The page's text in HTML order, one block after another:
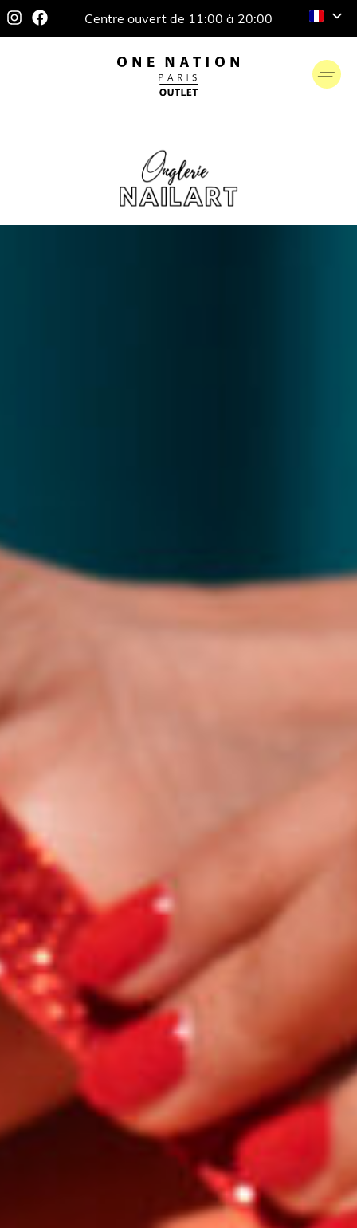
Centre ouvert de 11:00 à 20:00